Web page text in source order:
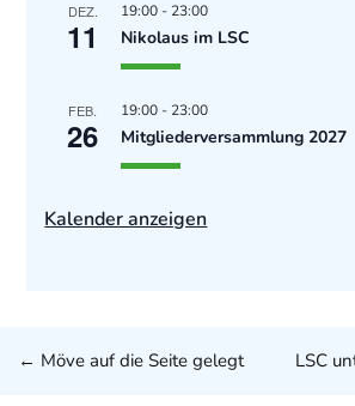
DEZ.
11
19:00 - 23:00
Nikolaus im LSC
FEB.
26
19:00 - 23:00
Mitgliederversammlung 2027
Kalender anzeigen
← Möve auf die Seite gelegt LSC